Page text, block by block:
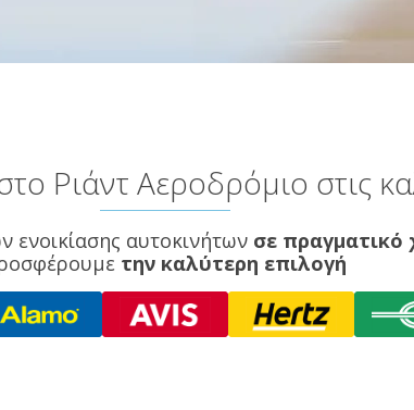
Ριάντ Αεροδρόμιο στις
ενοικίασης αυτοκινήτων σε πραγματικό
την καλύτερη επιλογή